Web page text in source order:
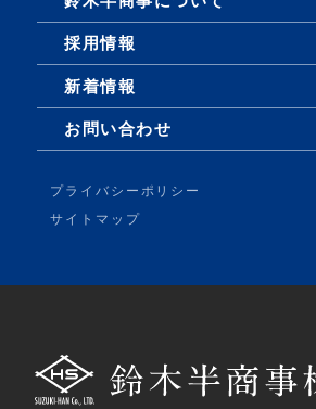
採用情報
新着情報
お問い合わせ
プライバシーポリシー
サイトマップ